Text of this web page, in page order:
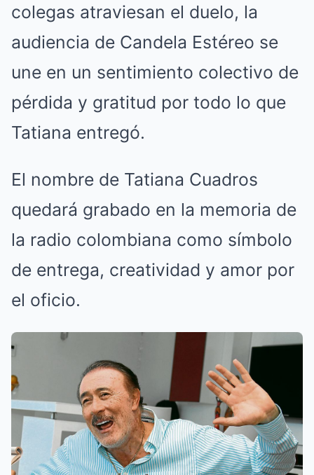
colegas atraviesan el duelo, la
audiencia de Candela Estéreo se
une en un sentimiento colectivo de
pérdida y gratitud por todo lo que
Tatiana entregó.
El nombre de Tatiana Cuadros
quedará grabado en la memoria de
la radio colombiana como símbolo
de entrega, creatividad y amor por
el oficio.